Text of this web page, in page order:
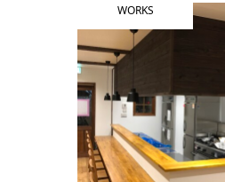
WORKS